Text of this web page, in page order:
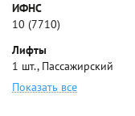
ИФНС
10 (7710)
Лифты
1 шт., Пассажирский
Показать все